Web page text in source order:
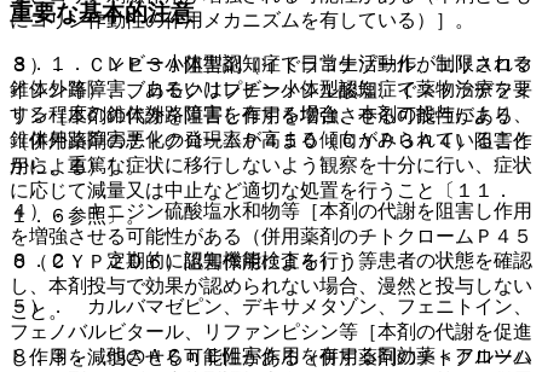
にコリン作動性の作用メカニズムを有している）］。
３）． ＣＹＰ３Ａ阻害剤（イトラコナゾール、エリスロマ
イシン等）、ブロモクリプチンメシル酸塩、イストラデフィ
リン［本剤の代謝を阻害し作用を増強させる可能性がある
（併用薬剤のチトクロームＰ４５０（ＣＹＰ３Ａ４）阻害作
用による）］。
４）． キニジン硫酸塩水和物等［本剤の代謝を阻害し作用
を増強させる可能性がある（併用薬剤のチトクロームＰ４５
０（ＣＹＰ２Ｄ６）阻害作用による）］。
５）． カルバマゼピン、デキサメタゾン、フェニトイン、
フェノバルビタール、リファンピシン等［本剤の代謝を促進
し作用を減弱させる可能性がある（併用薬剤のチトクローム
重要な基本的注意
８．１． レビー小体型認知症で日常生活動作が制限される
錐体外路障害、あるいはレビー小体型認知症で薬物治療を要
する程度の錐体外路障害を有する場合、本剤の投与により、
錐体外路障害悪化の発現率が高まる傾向がみられていること
から、重篤な症状に移行しないよう観察を十分に行い、症状
に応じて減量又は中止など適切な処置を行うこと〔１１．
１．６参照〕。
８．２． 定期的に認知機能検査を行う等患者の状態を確認
し、本剤投与で効果が認められない場合、漫然と投与しない
こと。
８．３． 他のＡＣｈＥ阻害作用を有する同効薬＜アルツハ